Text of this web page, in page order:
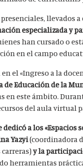
llevados a
especializada y
han cursado o
en el campo
el «Ingreso a la
de Educación de la
en este ámbito.
del aula virtual
a los «Espacios
Yazyi(coordinadora
carreras)y la
herramientas